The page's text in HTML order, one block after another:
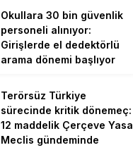
Okullara 30 bin güvenlik
personeli alınıyor:
Girişlerde el dedektörlü
arama dönemi başlıyor
Terörsüz Türkiye
sürecinde kritik dönemeç:
12 maddelik Çerçeve Yasa
Meclis gündeminde